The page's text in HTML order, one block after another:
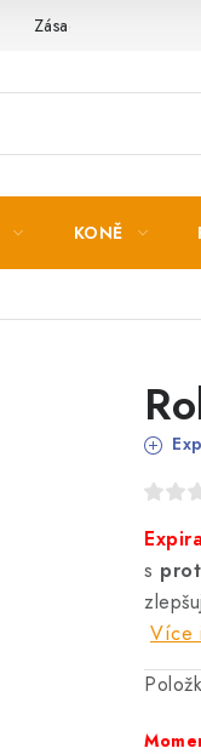
Zásady zpracování
KONĚ
s
Více